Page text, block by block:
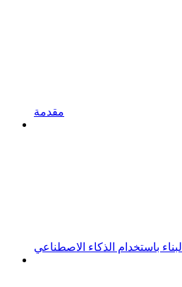
مقدمة
البناء باستخدام الذكاء الاصطناعي